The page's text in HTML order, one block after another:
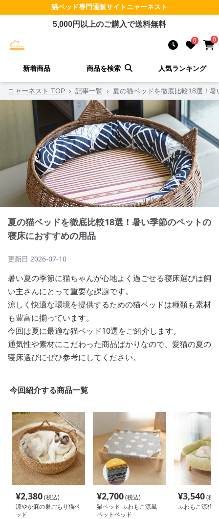
猫ベッド専門通販サイトニャーネスト
5,000円以上のご購入で送料無料
0 0
新着商品 商品を検索 人気ランキング
ニャーネスト TOP › 記事一覧 › 夏の猫ベッドを徹底比較18選！
夏の猫ベッドを徹底比較18選！暑い季節のペットの
寝床におすすめの用品
更新日 2026-07-10
暑い夏の季節に猫ちゃんが心地よく過ごせる寝床選びは飼
い主さんにとって重要な課題です。
涼しく快適な環境を提供するための猫ベッドは種類も素材
も豊富に揃っています。
今回は夏に最適な猫ベッド10選をご紹介します。
通気性や素材にこだわった商品ばかりなので、愛猫の夏の
寝床選びにぜひ参考にしてください。
今回紹介する商品一覧
¥2,380(税込)
涼やか麻の巣ごもり猫ベ
ッド
¥2,700(税込)
猫ベッド ふわもこ涼風
ペットベッド
¥3,540(税
ふわもこ涼猫